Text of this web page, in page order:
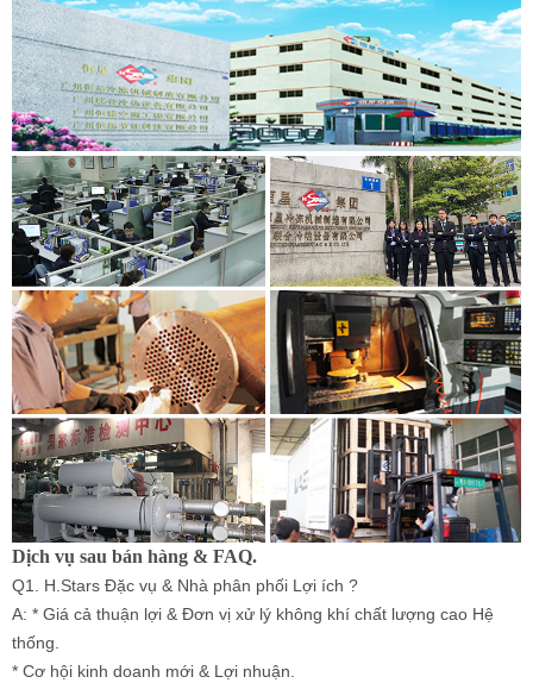
Dịch vụ sau bán hàng & FAQ.
Q1. H.Stars Đặc vụ & Nhà phân phối Lợi ích ?
A: * Giá cả thuận lợi & Đơn vị xử lý không khí chất lượng cao Hệ
thống.
* Cơ hội kinh doanh mới & Lợi nhuận.